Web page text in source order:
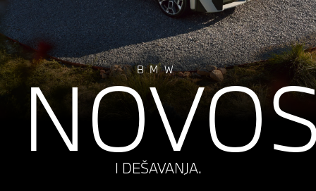
BMW
I DEŠAVANJA.